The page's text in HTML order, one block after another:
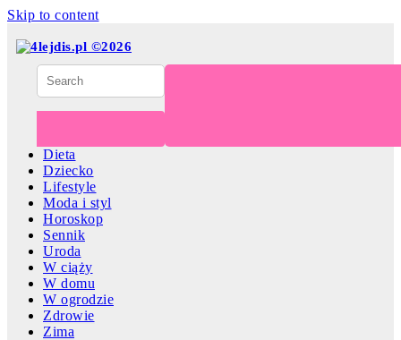
Skip to content
Dieta
Dziecko
Lifestyle
Moda i styl
Horoskop
Sennik
Uroda
W ciąży
W domu
W ogrodzie
Zdrowie
Zima